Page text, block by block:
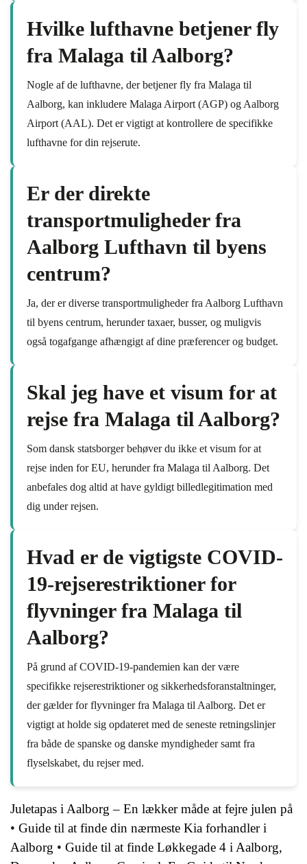
Hvilke lufthavne betjener fly
fra Malaga til Aalborg?
Nogle af de lufthavne, der betjener fly fra Malaga til
Aalborg, kan inkludere Malaga Airport (AGP) og Aalborg
Airport (AAL). Det er vigtigt at kontrollere de specifikke
lufthavne for din rejserute.
Er der direkte
transportmuligheder fra
Aalborg Lufthavn til byens
centrum?
Ja, der er diverse transportmuligheder fra Aalborg Lufthavn
til byens centrum, herunder taxaer, busser, og muligvis
også togafgange afhængigt af dine præferencer og budget.
Skal jeg have et visum for at
rejse fra Malaga til Aalborg?
Som dansk statsborger behøver du ikke et visum for at
rejse inden for EU, herunder fra Malaga til Aalborg. Det
anbefales dog altid at have gyldigt billedlegitimation med
dig under rejsen.
Hvad er de vigtigste COVID-
19-rejserestriktioner for
flyvninger fra Malaga til
Aalborg?
På grund af COVID-19-pandemien kan der være
specifikke rejserestriktioner og sikkerhedsforanstaltninger,
der gælder for flyvninger fra Malaga til Aalborg. Det er
vigtigt at holde sig opdateret med de seneste retningslinjer
fra både de spanske og danske myndigheder samt fra
flyselskabet, du rejser med.
Juletapas i Aalborg – En lækker måde at fejre julen på
• Guide til at finde din nærmeste Kia forhandler i
Aalborg • Guide til at finde Løkkegade 4 i Aalborg,